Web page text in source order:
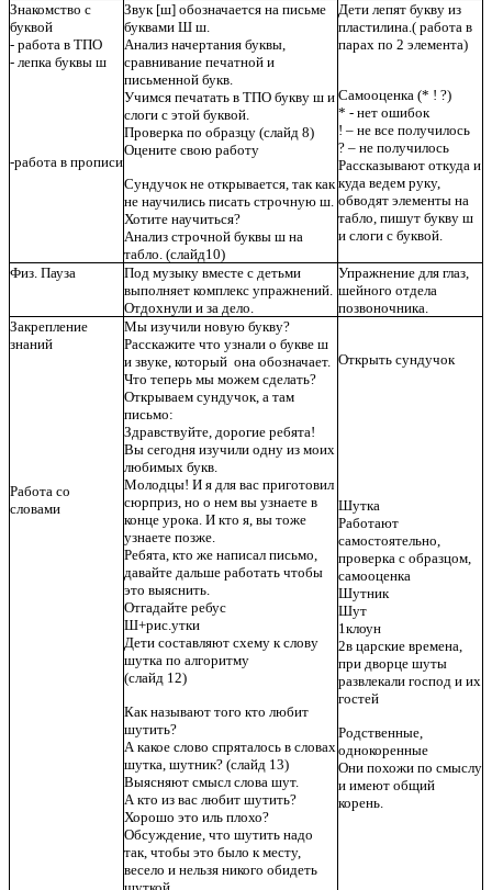
Знакомство с
буквой
- работа в ТПО
- лепка буквы ш
-работа в прописи
Звук [ш] обозначается на письме
буквами Ш ш.
Анализ начертания буквы,
сравнивание печатной и
письменной букв.
Учимся печатать в ТПО букву ш и
слоги с этой буквой.
Проверка по образцу (слайд 8)
Оцените свою работу
Сундучок не открывается, так как
не научились писать строчную ш.
Хотите научиться?
Анализ строчной буквы ш на
табло. (слайд10)
Дети лепят букву из
пластилина.( работа в
парах по 2 элемента)
Самооценка (* ! ?)
* - нет ошибок
! – не все получилось
? – не получилось
Рассказывают откуда и
куда ведем руку,
обводят элементы на
табло, пишут букву ш
и слоги с буквой.
Физ. Пауза
Под музыку вместе с детьми
выполняет комплекс упражнений.
Отдохнули и за дело.
Упражнение для глаз,
шейного отдела
позвоночника.
Закрепление
знаний
Работа со
словами
Мы изучили новую букву?
Расскажите что узнали о букве ш
и звуке, который она обозначает.
Что теперь мы можем сделать?
Открываем сундучок, а там
письмо:
Здравствуйте, дорогие ребята!
Вы сегодня изучили одну из моих
любимых букв.
Молодцы! И я для вас приготовил
сюрприз, но о нем вы узнаете в
конце урока. И кто я, вы тоже
узнаете позже.
Ребята, кто же написал письмо,
давайте дальше работать чтобы
это выяснить.
Отгадайте ребус
Ш+рис.утки
Дети составляют схему к слову
шутка по алгоритму
(слайд 12)
Как называют того кто любит
шутить?
А какое слово спряталось в словах
шутка, шутник? (слайд 13)
Выясняют смысл слова шут.
А кто из вас любит шутить?
Хорошо это иль плохо?
Обсуждение, что шутить надо
так, чтобы это было к месту,
весело и нельзя никого обидеть
Открыть сундучок
Шутка
Работают
самостоятельно,
проверка с образцом,
самооценка
Шутник
Шут
1клоун
2в царские времена,
при дворце шуты
развлекали господ и их
гостей
Родственные,
однокоренные
Они похожи по смыслу
и имеют общий
корень.